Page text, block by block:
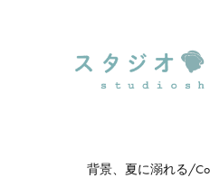
背景、夏に溺れる/